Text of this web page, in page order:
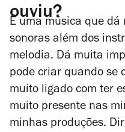
ouviu?
É uma música que
sonoras além dos
melodia. Dá muita
pode criar quando se
muito ligado com ter
muito presente nas
minhas produções.